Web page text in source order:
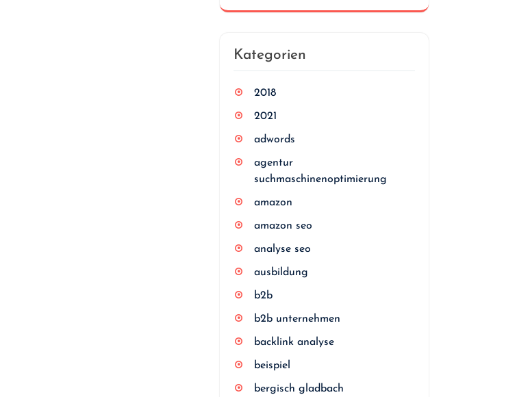
Kategorien
2018
2021
adwords
agentur
suchmaschinenoptimierung
amazon
amazon seo
analyse seo
ausbildung
b2b
b2b unternehmen
backlink analyse
beispiel
bergisch gladbach